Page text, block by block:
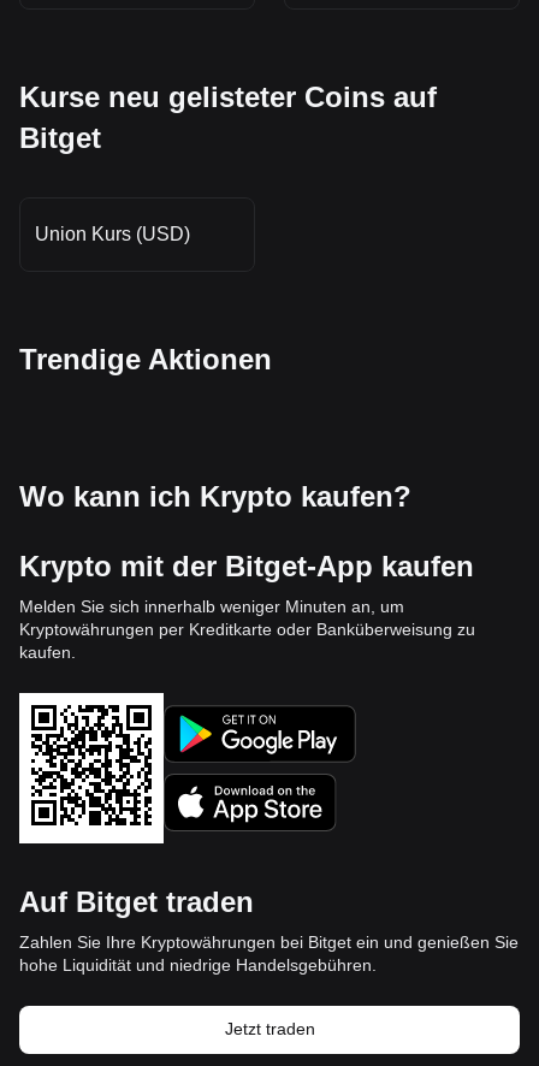
Kurse neu gelisteter Coins auf
Bitget
Union Kurs (USD)
Trendige Aktionen
Wo kann ich Krypto kaufen?
Krypto mit der Bitget-App kaufen
Melden Sie sich innerhalb weniger Minuten an, um
Kryptowährungen per Kreditkarte oder Banküberweisung zu
kaufen.
Auf Bitget traden
Zahlen Sie Ihre Kryptowährungen bei Bitget ein und genießen Sie
hohe Liquidität und niedrige Handelsgebühren.
Jetzt traden